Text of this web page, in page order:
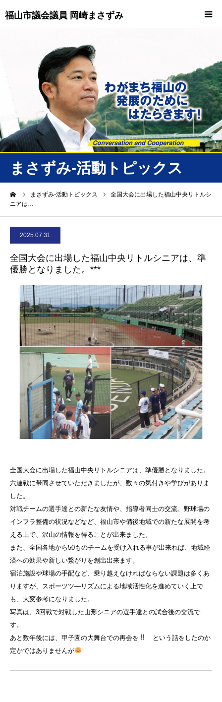
福山市議会議員 岡崎まさずみ
まさずみ-活動トピックス
まさずみ-活動トピックス
全国大会に出場した福山中央リトルシ
ニアは…
2025.07.31
全国大会に出場した福山中央リトルシニアは、準
優勝となりました。***
全国大会に出場した福山中央リトルシニアは、準優勝となりました。
六連戦に帯同させていただきましたが、数々の気付きや学びがありま
した。
対戦チームの選手達との新たな友情や、指導者同士の交流、野球場の
インフラ整備の状況などなど、福山市や備後地域での新たな展開を考
える上で、沢山の情報を得ることが出来ました。
また、全国各地から50ものチームを受け入れる事が出来れば、地域経
済への効果や新しい繋がりを創出出来ます。
宿泊施設や球場の手配など、乗り越えなければならない課題は多くあ
りますが、スポーツツ―リズムによる地域活性化を進めていく上で
も、大変参考になりました。
写真は、3回戦で対戦した山形シニアの選手達との試合後の交流で
す。
あと数年後には、甲子園の大舞台での再会を
という話をしたのか
定かではありませんが
重要情報
プロフィール
ビジョン
ニュース/トピックス
ニュース